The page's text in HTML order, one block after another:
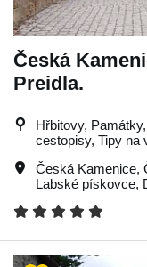
Česká
Preidla.
Hřbitovy,
cestopisy, Tipy na
Česká Kamenice,
Labské pískovce,